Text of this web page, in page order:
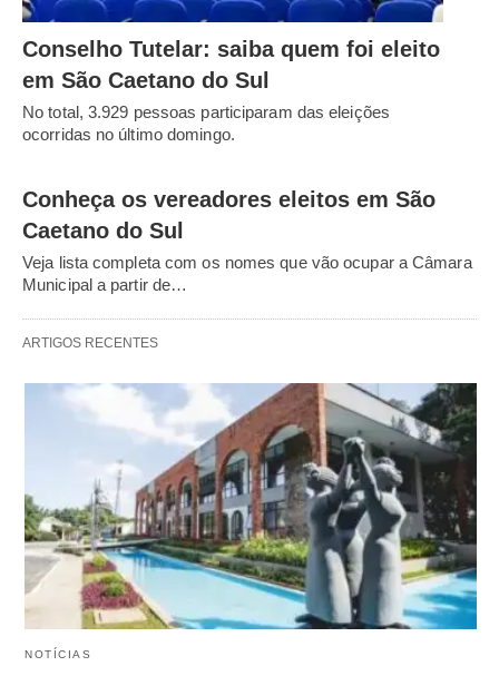
Conselho Tutelar: saiba quem foi eleito
em São Caetano do Sul
No total, 3.929 pessoas participaram das eleições
ocorridas no último domingo.
Conheça os vereadores eleitos em São
Caetano do Sul
Veja lista completa com os nomes que vão ocupar a Câmara
Municipal a partir de…
ARTIGOS RECENTES
NOTÍCIAS